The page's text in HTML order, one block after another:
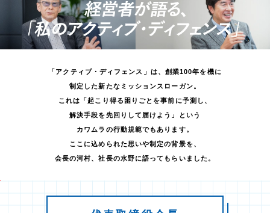
「アクティブ・ディフェンス」は、創業100年を機に
制定した新たなミッションスローガン。
これは「起こり得る困りごとを事前に予測し、
解決手段を先回りして届けよう」という
カワムラの行動規範でもあります。
ここに込められた思いや制定の背景を、
会長の河村、社長の水野に語ってもらいました。